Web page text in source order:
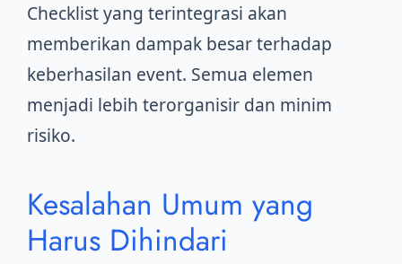
Checklist yang terintegrasi akan
memberikan dampak besar terhadap
keberhasilan event. Semua elemen
menjadi lebih terorganisir dan minim
risiko.
Kesalahan Umum yang
Harus Dihindari